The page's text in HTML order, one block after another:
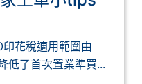
花稅適用範圍由
低了首次置業準買...